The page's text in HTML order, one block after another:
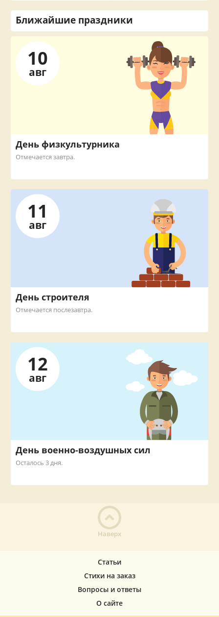
Ближайшие праздники
10
авг
День физкультурника
Отмечается завтра.
11
авг
День строителя
Отмечается послезавтра.
12
авг
День военно-воздушных сил
Осталось 3 дня.
Наверх
Статьи
Стихи на заказ
Вопросы и ответы
О сайте